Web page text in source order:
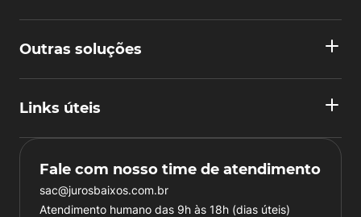
Outras soluções
Links úteis
Fale com nosso time de atendimento
sac@jurosbaixos.com.br
Atendimento humano das 9h às 18h (dias úteis)